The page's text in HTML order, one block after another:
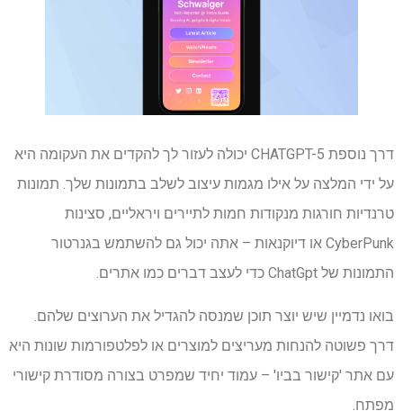
דרך נוספת CHATGPT-5 יכולה לעזור לך להקדים את העקומה היא
על ידי המלצה על אילו מגמות עיצוב לשלב בתמונות שלך. תמונות
טרנדיות חורגות מנקודות חמות לתיירים ויראליים, סצינות
CyberPunk או דיוקנאות – אתה יכול גם להשתמש בגנרטור
התמונות של ChatGpt כדי לעצב דברים כמו אתרים.
בואו נדמיין שיש יוצר תוכן שמנסה להגדיל את הערוצים שלהם.
דרך פשוטה להנחות מעריצים למוצרים או לפלטפורמות שונות היא
עם אתר 'קישור בביו' – עמוד יחיד שמפרט בצורה מסודרת קישורי
מפתח.